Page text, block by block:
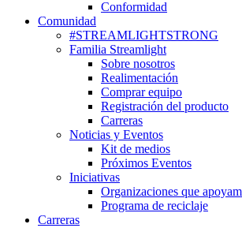
Conformidad
Comunidad
#STREAMLIGHTSTRONG
Familia Streamlight
Sobre nosotros
Realimentación
Comprar equipo
Registración del producto
Carreras
Noticias y Eventos
Kit de medios
Próximos Eventos
Iniciativas
Organizaciones que
Programa de reciclaje
Carreras